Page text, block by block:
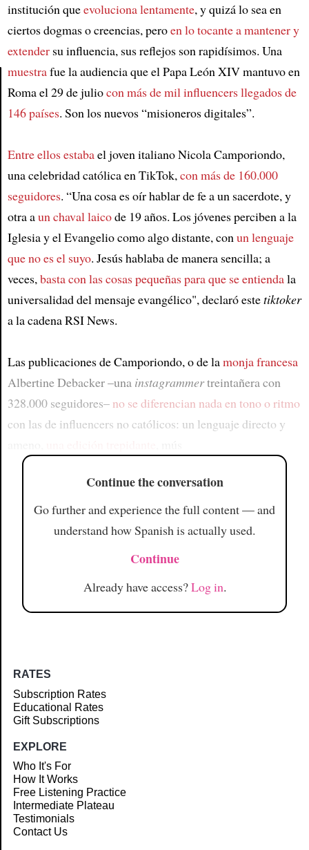
Article
institución queevoluciona lentamente, y quizá lo sea en
ciertos dogmas o creencias, peroen lo tocante a mantener y
extendersu influencia, sus reflejos son rapidísimos. Una
muestrafue la audiencia que el Papa León XIV mantuvo en
Roma el 29 de juliocon más de mil influencers llegados de
146 países. Son los nuevos “misioneros digitales”.
Entre ellos estabael joven italiano Nicola Camporiondo,
una celebridad católica en TikTok,con más de 160.000
seguidores. “Una cosa es oír hablar de fe a un sacerdote, y
otra aun chaval laicode 19 años. Los jóvenes perciben a la
Iglesia y el Evangelio como algo distante, conun lenguaje
que no es el suyo. Jesús hablaba de manera sencilla; a
veces,basta con las cosas pequeñas para que se entiendala
universalidad del mensaje evangélico", declaró estetiktoker
a la cadena RSI News.
Las publicaciones de Camporiondo, o de lamonja francesa
Albertine Debacker –una instagrammertreintañera con
328.000 seguidores– no se diferencian nada en tono o ritmo
con las de influencers no católicos: un lenguaje directo y
Continue the conversation
Go further and experience the full content — and
understand how Spanish is actually used.
Continue
Already have access?Log in.
RATES
Subscription Rates
Educational Rates
Gift Subscriptions
EXPLORE
Who It's For
How It Works
Free Listening Practice
Intermediate Plateau
Testimonials
Contact Us